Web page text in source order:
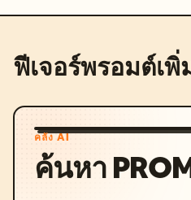
ฟีเจอร์พรอมต์เพิ่
คลัง AI
ค้นหา